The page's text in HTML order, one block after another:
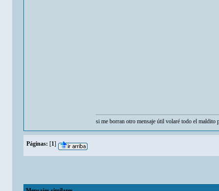
si me borran otro mensaje útil volaré todo el maldito
Páginas: [1]